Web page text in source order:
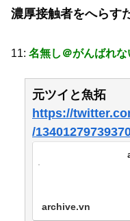
濃厚接触者をへらす
11: 名無し＠がんばれな
元ツイと魚拓
https://
/
archive.vn